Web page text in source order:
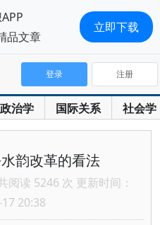
政治学 国际关系 社会学
登录 注册
韵改革的看法
阅读 5246 次 更新时间：
20:38
品文章
立即下载